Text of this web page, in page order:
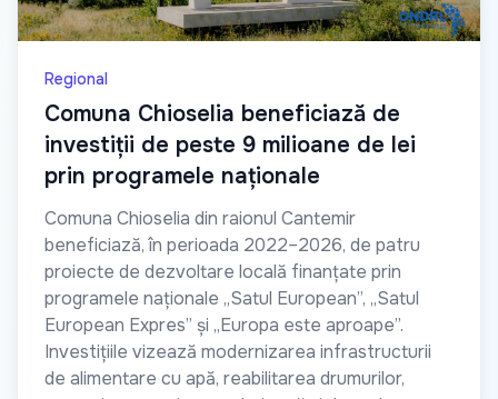
Regional
Comuna Chioselia beneficiază de
investiții de peste 9 milioane de lei
prin programele naționale
Comuna Chioselia din raionul Cantemir
beneficiază, în perioada 2022–2026, de patru
proiecte de dezvoltare locală finanțate prin
programele naționale „Satul European”, „Satul
European Expres” și „Europa este aproape”.
Investițiile vizează modernizarea infrastructurii
de alimentare cu apă, reabilitarea drumurilor,